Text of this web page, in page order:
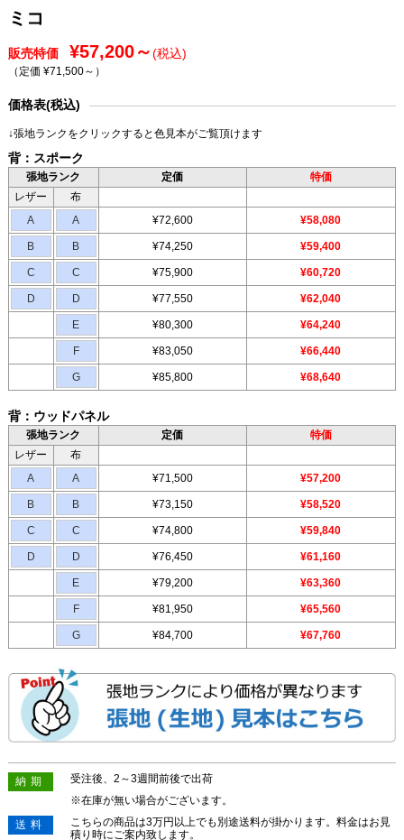
ミコ
販売特価 ¥57,200～(税込)
（定価 ¥71,500～ ）
価格表(税込)
↓張地ランクをクリックすると色見本がご覧頂けます
背：スポーク
張地ランク 定価
特価
レザー
布
A
A ¥72,600 ¥58,080
B B ¥74,250 ¥59,400
C C ¥75,900 ¥60,720
D D ¥77,550 ¥62,040
E ¥80,300 ¥64,240
F ¥83,050 ¥66,440
G ¥85,800 ¥68,640
背：ウッドパネル
張地ランク 定価
特価
レザー
布
A
A ¥71,500 ¥57,200
B B ¥73,150 ¥58,520
C C ¥74,800 ¥59,840
D D ¥76,450 ¥61,160
E ¥79,200 ¥63,360
F ¥81,950 ¥65,560
G ¥84,700 ¥67,760
納期
受注後、2～3週間前後で出荷
※在庫が無い場合がございます。
送料
こちらの商品は3万円以上でも別途送料が掛かります。料金はお見
積り時にご案内致します。